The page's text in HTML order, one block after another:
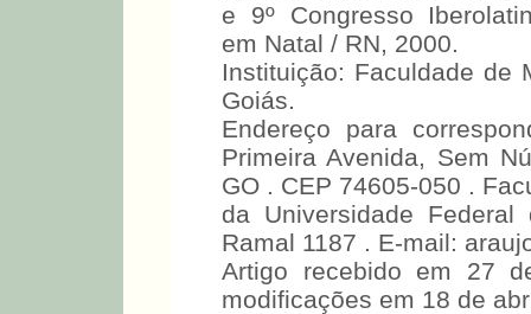
e 9º Congresso
em Natal / RN, 2000.
Instituição: Faculdade de
Goiás.
Endereço para
Primeira Avenida, Sem
GO . CEP 74605-050 .
da Universidade
Ramal 1187 . E-mail:
Artigo recebido em 27
modificações em 18 de